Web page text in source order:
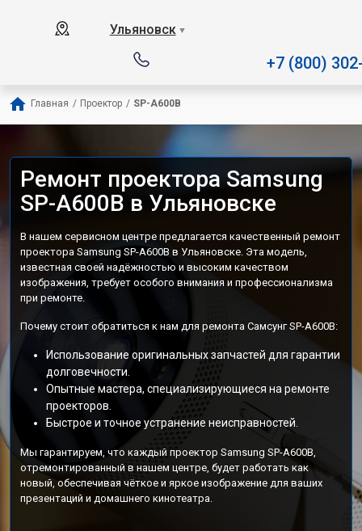
Ульяновск ▼
+7 (800)
Главная / Проектор / SP-A600B
Ремонт проектора Samsung
SP-A600B в Ульяновске
В нашем сервисном центре предлагается качественный ремонт
проектора Samsung SP-A600B в Ульяновске. Эта модель,
известная своей надёжностью и высоким качеством
изображения, требует особого внимания и профессионализма
при ремонте.
Почему стоит обратиться к нам для ремонта Самсунг SP-A600B:
Использование оригинальных запчастей для гарантии
долговечности.
Опытные мастера, специализирующиеся на ремонте
проекторов.
Быстрое и точное устранение неисправностей.
Мы гарантируем, что каждый проектор Samsung SP-A600B,
отремонтированный в нашем центре, будет работать как
новый, обеспечивая чёткое и яркое изображение для ваших
презентаций и домашнего кинотеатра.